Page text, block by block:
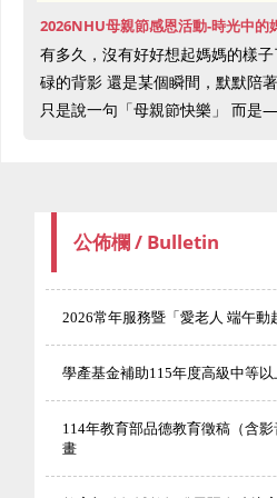
2026NHU母親節感恩活動-時光中的
有多久，沒有好好想起媽媽的樣
碌的背影 還是某個瞬間，默默陪
只是說一句「母親節快樂」 而
公佈欄 / Bulletin
2026常年服務暨「愛老人 端午動
學產基金補助115年度高級中等
114年教育部品德教育徵稿（含
畫